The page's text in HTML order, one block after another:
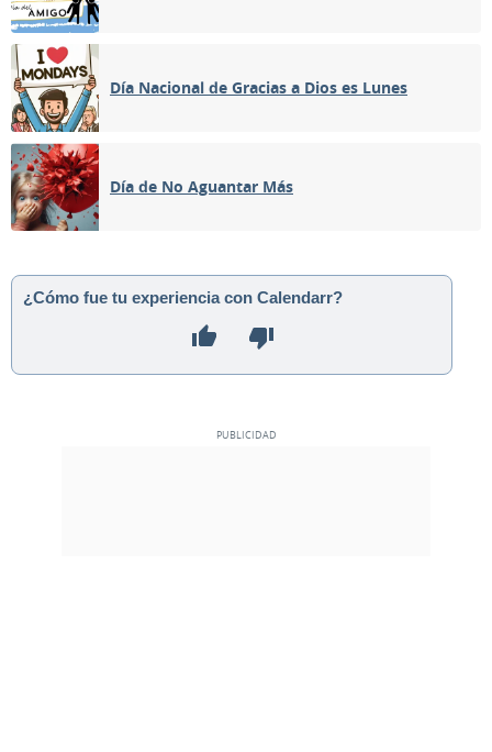
Día Nacional de Gracias a Dios es Lunes
Día de No Aguantar Más
¿Cómo fue tu experiencia con Calendarr?